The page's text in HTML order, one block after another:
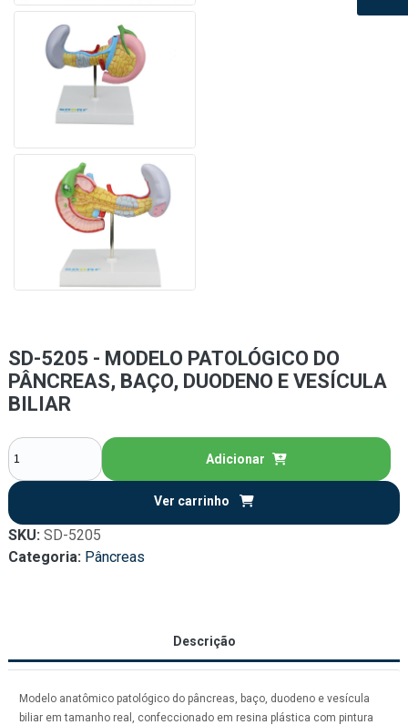
SD-5205 - MODELO PATOLÓGICO DO
PÂNCREAS, BAÇO, DUODENO E VESÍCULA
BILIAR
Adicionar
Ver carrinho
SKU: SD-5205
Categoria: Pâncreas
Descrição
Modelo anatômico patológico do pâncreas, baço, duodeno e vesícula
biliar em tamanho real, confeccionado em resina plástica com pintura